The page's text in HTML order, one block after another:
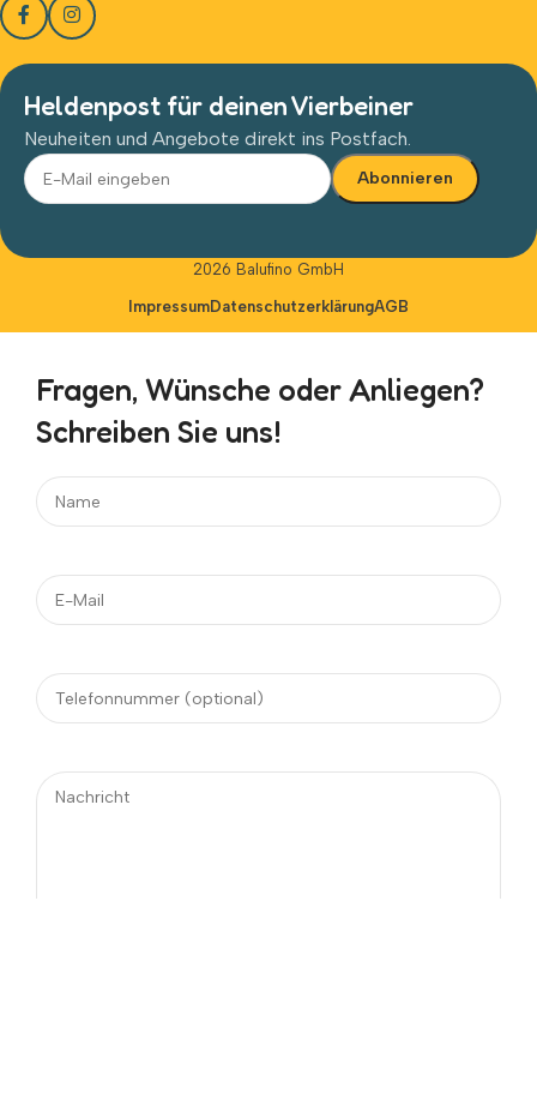
Heldenpost für deinen Vierbeiner
Neuheiten und Angebote direkt ins Postfach.
2026 Balufino GmbH
ImpressumDatenschutzerklärungAGB
Fragen, Wünsche oder Anliegen?
Schreiben Sie uns!